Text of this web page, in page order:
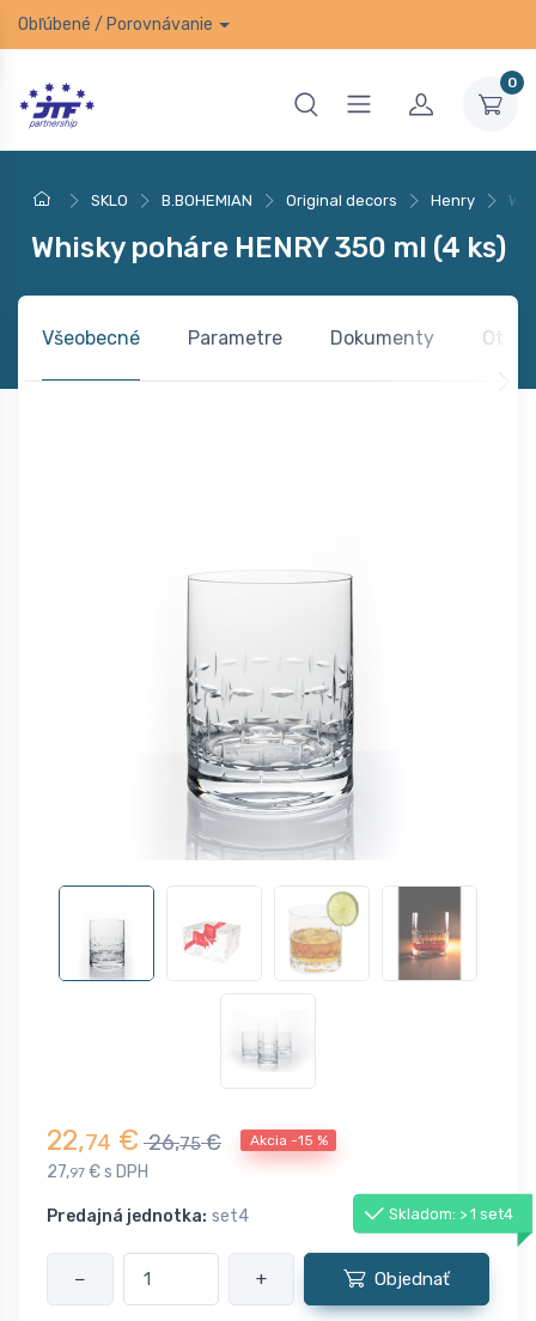
Obľúbené / Porovnávanie
0
SKLO B.BOHEMIAN Original decors Henry
Whisky poháre HENRY 350 ml (4 ks)
Všeobecné Parametre Dokumenty
22,74 € 26,75€ Akcia -15 %
27,97 € s DPH
Predajná jednotka: set4 Skladom: > 1 set4
− + Objednať